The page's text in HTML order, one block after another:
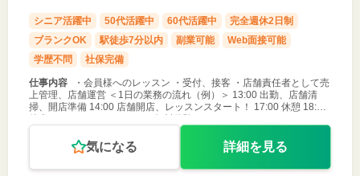
シニア活躍中 50代活躍中 60代活躍中
完全週休2日制
ブランクOK
駅徒歩7分以内 副業可能
Web面接可能
学歴不問
社保完備
仕事内容
・会員様へのレッスン ・受付、接客 ・店舗責任者として売
上管理、店舗運営 ＜1日の業務の流れ（例）＞ 13:00 出勤、店舗清
掃、開店準備 14:00 店舗開店、レッスンスタート！ 17:00 休憩 18:00
後半のレッスンスタート！（無料体験レッスンやコー
気になる 詳細を見る